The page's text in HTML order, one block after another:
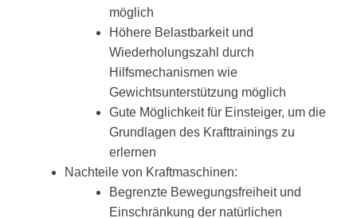
möglich
Höhere Belastbarkeit und
Wiederholungszahl durch
Hilfsmechanismen wie
Gewichtsunterstützung möglich
Gute Möglichkeit für Einsteiger, um die
Grundlagen des Krafttrainings zu
erlernen
Nachteile von Kraftmaschinen:
Begrenzte Bewegungsfreiheit und
Einschränkung der natürlichen